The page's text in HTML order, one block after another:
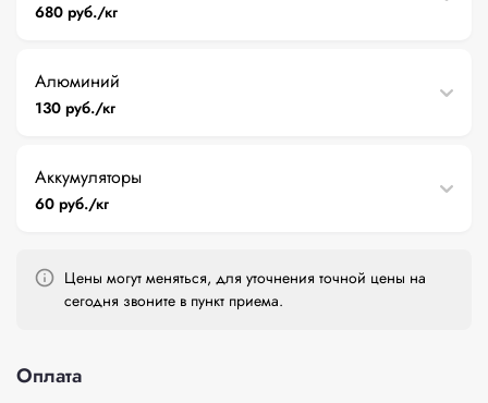
680 руб./кг
Алюминий
130 руб./кг
Аккумуляторы
60 руб./кг
Цены могут меняться, для уточнения точной цены на
сегодня звоните в пункт приема.
Оплата